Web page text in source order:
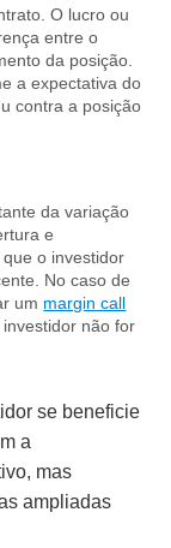
O lucro ou
entre o
da posição.
a expectativa do
contra a posição
da variação
e
o investidor
No caso de
um margin call
não for
se beneficie
a
mas
ampliadas